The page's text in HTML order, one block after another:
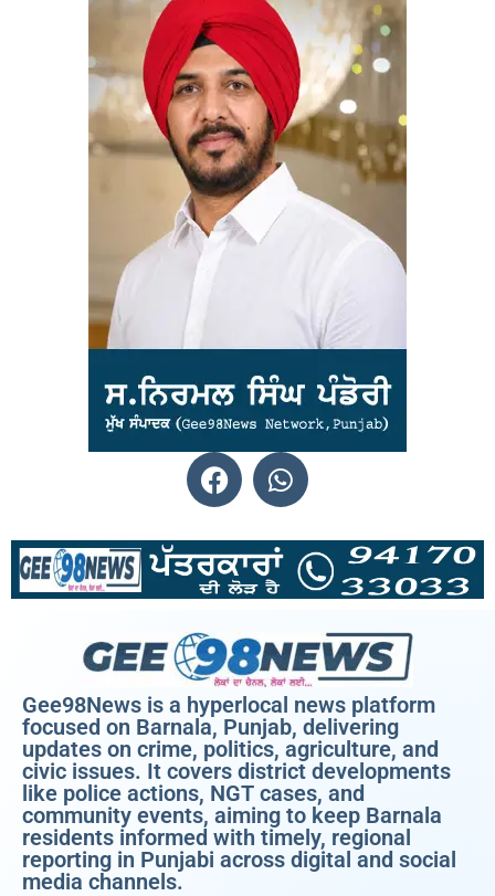
Gee98News is a hyperlocal news platform
focused on Barnala, Punjab, delivering
updates on crime, politics, agriculture, and
civic issues. It covers district developments
like police actions, NGT cases, and
community events, aiming to keep Barnala
residents informed with timely, regional
reporting in Punjabi across digital and social
media channels.